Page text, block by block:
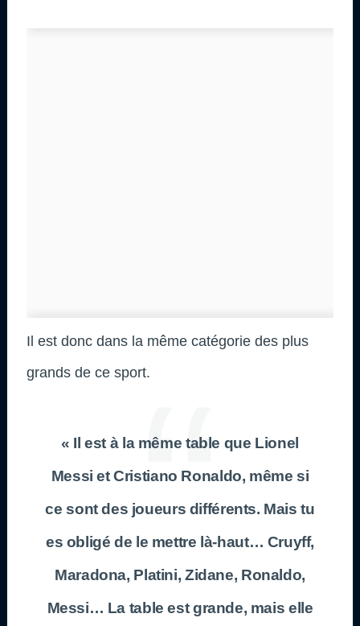
Il est donc dans la même catégorie des plus
grands de ce sport.
« Il est à la même table que Lionel
Messi et Cristiano Ronaldo, même si
ce sont des joueurs différents. Mais tu
es obligé de le mettre là-haut… Cruyff,
Maradona, Platini, Zidane, Ronaldo,
Messi… La table est grande, mais elle